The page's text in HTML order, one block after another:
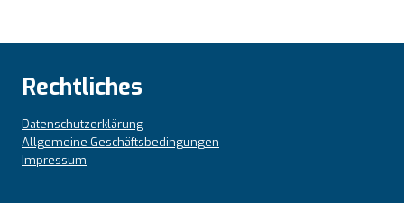
Rechtliches
Datenschutzerklärung
Allgemeine Geschäftsbedingungen
Impressum